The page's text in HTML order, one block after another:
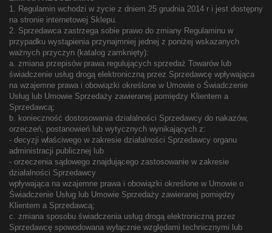
1. Regulamin wchodzi w życie z dniem 25 grudnia 2014 r i jest dostępny
na stronie internetowej Sklepu.
2. Sprzedawca zastrzega sobie prawo do zmiany Regulaminu w
przypadku wystąpienia przynajmniej jednej z poniżej wskazanych
ważnych przyczyn (katalog zamknięty):
a. zmiana przepisów prawa regulujących sprzedaż Towarów lub
świadczenie usług drogą elektroniczną przez Sprzedawcę wpływająca
na wzajemne prawa i obowiązki określone w Umowie o Świadczenie
Usług lub Umowie Sprzedaży zawieranej pomiędzy Klientem a
Sprzedawcą;
b. konieczność dostosowania działalności Sprzedawcy do nakazów,
orzeczeń, postanowień lub wytycznych wynikających z:
- decyzji właściwego w zakresie działalności Sprzedawcy organu
administracji publicznej lub
- orzeczenia sądowego znajdującego zastosowanie w zakresie
działalności Sprzedawcy
wpływająca na wzajemne prawa i obowiązki określone w Umowie o
Świadczenie Usług lub Umowie Sprzedaży zawieranej pomiędzy
Klientem a Sprzedawcą;
c. zmiana sposobu świadczenia usług drogą elektroniczną przez
Sprzedawcę spowodowana wyłącznie względami technicznymi lub